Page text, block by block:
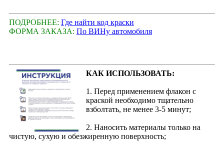
ПОДРОБНЕЕ: Где найти код краски
ФОРМА ЗАКАЗА: По ВИНу автомобиля
КАК ИСПОЛЬЗОВАТЬ:
1. Перед применением флакон с
краской необходимо тщательно
взболтать, не менее 3-5 минут;
2. Наносить материалы только на
чистую, сухую и обезжиренную поверхность;